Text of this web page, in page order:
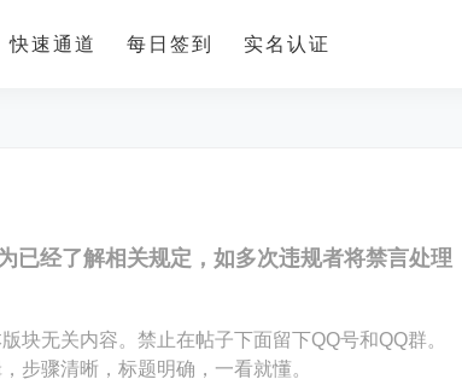
快速通道 每日签到 实名认证
已经了解相关规定，如多次违规者将禁言处理
块无关内容。禁止在帖子下面留下QQ号和QQ群。
步骤清晰，标题明确，一看就懂。